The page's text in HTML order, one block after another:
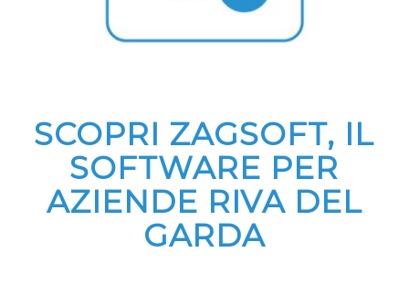
SCOPRI ZAGSOFT, IL
SOFTWARE PER
AZIENDE RIVA DEL
GARDA